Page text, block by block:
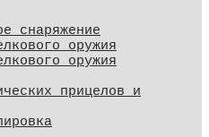
снаряжение
оружия
оружия
прицелов и